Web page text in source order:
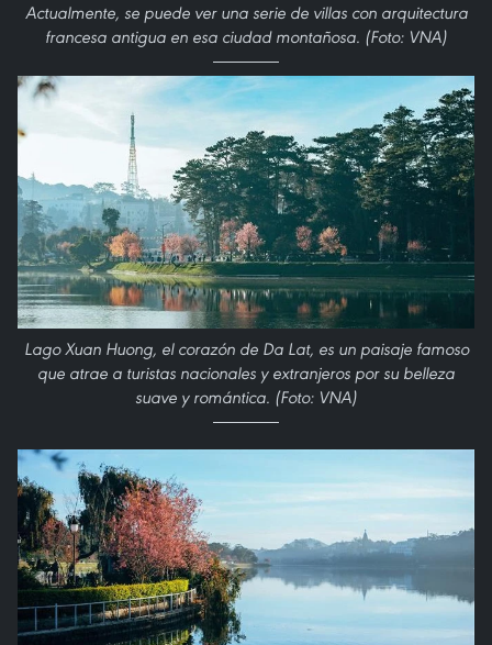
Actualmente, se puede ver una serie de villas con arquitectura
francesa antigua en esa ciudad montañosa. (Foto: VNA)
Lago Xuan Huong, el corazón de Da Lat, es un paisaje famoso
que atrae a turistas nacionales y extranjeros por su belleza
suave y romántica. (Foto: VNA)